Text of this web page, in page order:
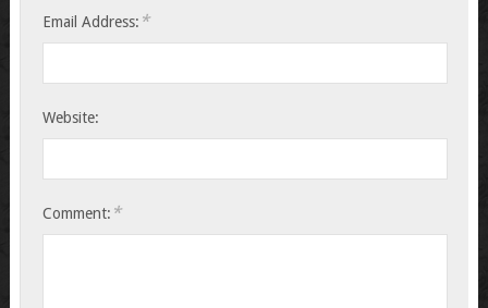
Email Address: *
Website:
Comment: *